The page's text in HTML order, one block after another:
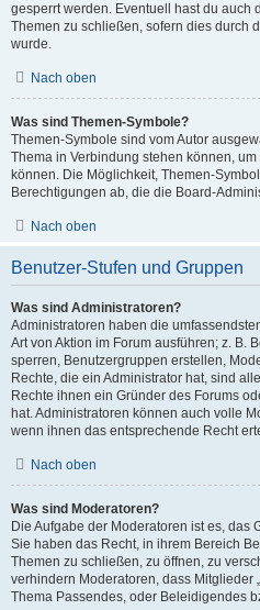
gesperrt werden. Eventuell hast du auch
Themen zu schließen, sofern dies durch
wurde.
Nach oben
Was sind Themen-Symbole?
Themen-Symbole sind vom Autor
Thema in Verbindung stehen können,
können. Die Möglichkeit, Themen-
Berechtigungen ab, die die Board-
Nach oben
Benutzer-Stufen und Gruppen
Was sind Administratoren?
Administratoren haben die
Art von Aktion im Forum ausführen; z. B.
sperren, Benutzergruppen erstellen,
Rechte, die ein Administrator hat, sind
Rechte ihnen ein Gründer des Forums
hat. Administratoren können auch volle
wenn ihnen das entsprechende Recht
Nach oben
Was sind Moderatoren?
Die Aufgabe der Moderatoren ist es, das
Sie haben das Recht, in ihrem Bereich
Themen zu schließen, zu öffnen, zu
verhindern Moderatoren, dass Mitglieder
Thema Passendes, oder Beleidigendes